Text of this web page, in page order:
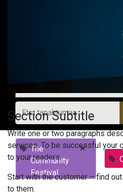
Kaikki tapahtumat
The
Community
Festival
×
Section Subtitle
Write one or two paragraphs
services. To be successful your
to your readers.
Start with the customer – find
to them.